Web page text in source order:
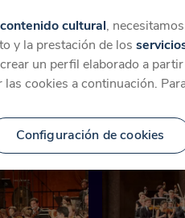
Categorías
de
cultural,
y la prestación de los
un perfil elaborado a
cookies a continuación.
Configuración de cookies